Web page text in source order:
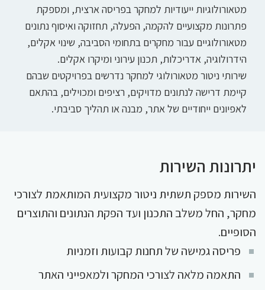
מטאורולוגיות ייעודיות למחקר בפריסה ארצית, ומספקת
פתרונות מקצועיים להקמה, הפעלה, תחזוקה ואיסוף נתונים
מטאורולוגיים עבור מחקרים בתחומי הסביבה, שינוי אקלים,
הידרולוגיה, אדריכלות, תכנון עירוני ומיקרו אקלים.
שירותי ניטור מטאורולוגי למחקר נדרשים בפרויקטים שבהם
קיימת דרישה לנתונים מדויקים, רציפים ומכוילים, בהתאם
לאפיונים ייחודיים של אתר, מבנה או תהליך סביבתי.
יתרונות השירות
השירות מספק תשתית ניטור מקצועית המותאמת לצורכי
מחקר, החל משלב התכנון ועד הפקת הנתונים והתוצרים
הסופיים.
פריסה גמישה של תחנות קבועות וזמניות
התאמה מלאה לצורכי המחקר ולמאפייני האתר